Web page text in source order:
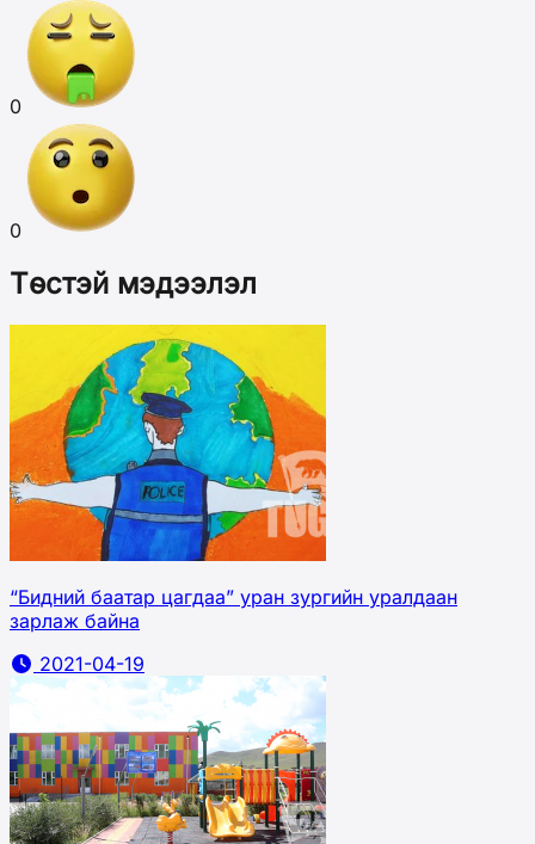
0
0
Төстэй мэдээлэл
“Бидний баатар цагдаа” уран зургийн уралдаан
зарлаж байна
2021-04-19